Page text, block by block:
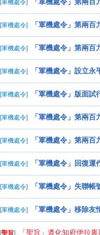
[軍機處令]
[軍機處令] 「軍機處令」第兩
[軍機處令] 「軍機處令」第兩
[軍機處令] 「軍機處令」設立永
[軍機處令] 「軍機處令」版面試
[軍機處令] 「軍機處令」第兩
[軍機處令] 「軍機處令」第兩
[軍機處令] 「軍機處令」回復運
[軍機處令] 「軍機處令」失聯帳
[軍機處令] 「軍機處令」移除友
[聖旨] 「聖旨」遵化知府伊拉